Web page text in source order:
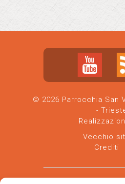
© 2026 Parrocchia San
-
Vecchio
Crediti